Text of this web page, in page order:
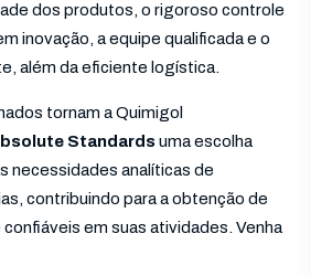
dos produtos, o rigoroso controle
inovação, a equipe qualificada e o
além da eficiente logística.
tornam a Quimigol
Standardsuma escolha
necessidades analíticas de
contribuindo para a obtenção de
em suas atividades. Venha